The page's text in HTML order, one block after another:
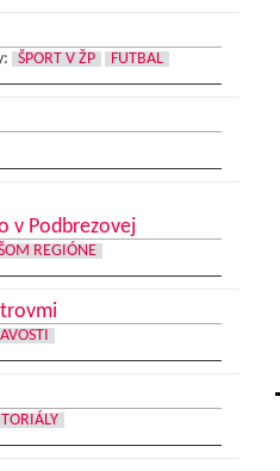
ŠPORT V ŽP FUTBAL
v Podbrezovej
REGIÓNE